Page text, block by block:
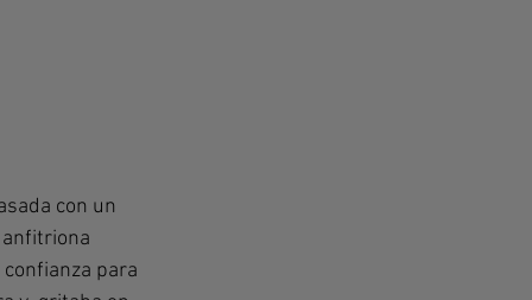
con un
para